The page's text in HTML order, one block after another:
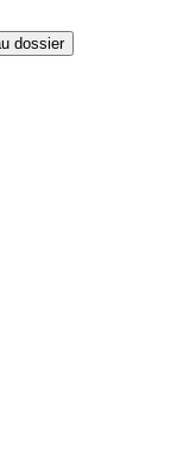
dossier